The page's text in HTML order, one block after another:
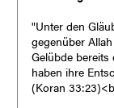
"Unter den
gegenüber
Gelübde bereits
haben ihre
(Koran